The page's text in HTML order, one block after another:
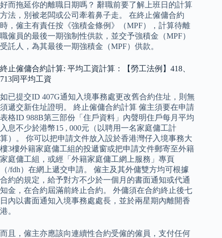
好而拖延你的離職日期嗎？ 辭職前要了解上班日的計算
方法，別被老闆或公司牽着鼻子走。 在終止僱傭合約
時，僱主有責任按《強積金條例》（MPF），計算待離
職僱員的最後一期強制性供款，並交予強積金（MPF）
受託人，為其最後一期強積金（MPF）供款。
終止僱傭合約計算: 平均工資計算：【勞工法例】418、
713同平均工資
如已提交ID 407G通知入境事務處更改舊合約住址，則無
須遞交新住址證明。 終止僱傭合約計算 僱主須要在申請
表格ID 988B第三部份「住戶資料」內聲明住戶每月平均
入息不少於港幣15 , 000元（以聘用一名家庭傭工計
算）。 你可以把申請文件放入設於香港灣仔入境事務大
樓3樓外籍家庭傭工組的投遞窗或把申請文件郵寄至外籍
家庭傭工組，或經「外籍家庭傭工網上服務」專頁
（/fdh）在網上遞交申請。 僱主及其外傭雙方均可根據
合約的規定，給予對方不少於一個月的書面通知或代通
知金，在合約屆滿前終止合約。 外傭須在合約終止後七
日內以書面通知入境事務處處長，並於兩星期內離開香
港。
而且，僱主亦應該向連續性合約受僱的僱員，支付任何